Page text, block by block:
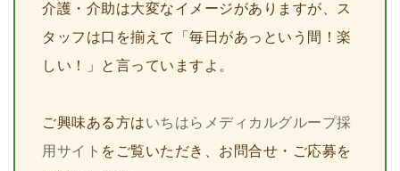
介護・介助は大変なイメージがありますが、ス
タッフは口を揃えて「毎日があっという間！楽
しい！」と言っていますよ。
ご興味ある方はいちはらメディカルグループ採
用サイト をご覧いただき、お問合せ・ご応募を